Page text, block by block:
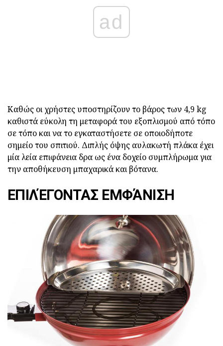
ad
Καθώς οι χρήστες υποστηρίζουν το βάρος των 4,9 kg
καθιστά εύκολη τη μεταφορά του εξοπλισμού από τόπο
σε τόπο και να το εγκαταστήσετε σε οποιοδήποτε
σημείο του σπιτιού. Διπλής όψης αυλακωτή πλάκα έχει
μία λεία επιφάνεια δρα ως ένα δοχείο συμπλήρωμα για
την αποθήκευση μπαχαρικά και βότανα.
ΕΠΙΛΈΓΟΝΤΑΣ ΕΜΦΆΝΙΣΗ